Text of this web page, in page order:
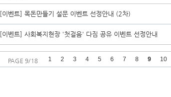
[이벤트] 목돈만들기 설문 이벤트 선정안내 (2차)
[이벤트] 사회복지현장 '첫걸음' 다짐 공유 이벤트 선정안내
PAGE 9/18 1 2 3 4 5 6 7 8 9 10